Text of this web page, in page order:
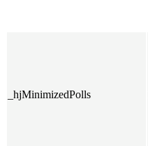
_hjMinimizedPolls